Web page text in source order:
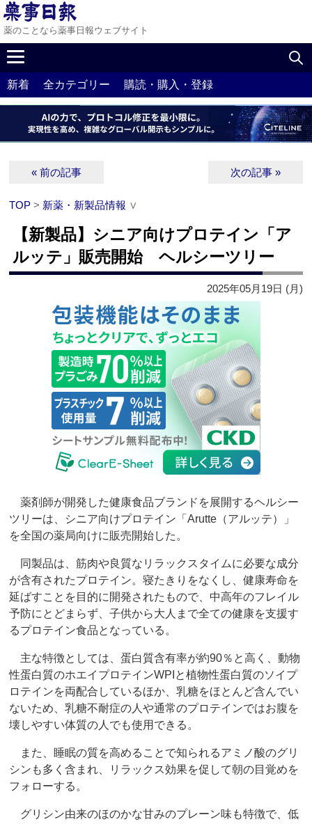
薬のことなら薬事日報ウェブサイト
新着 全カテゴリー 購読・購入・登録
« 前の記事 次の記事 »
TOP > 新薬・新製品情報 ∨
【新製品】シニア向けプロテイン「ア
ルッテ」販売開始 ヘルシーツリー
2025年05月19日 (月)
薬剤師が開発した健康食品ブランドを展開するヘルシー
ツリーは、シニア向けプロテイン「Arutte（アルッテ）」
を全国の薬局向けに販売開始した。
同製品は、筋肉や良質なリラックスタイムに必要な成分
が含有されたプロテイン。寝たきりをなくし、健康寿命を
延ばすことを目的に開発されたもので、中高年のフレイル
予防にとどまらず、子供から大人まで全ての健康を支援す
るプロテイン食品となっている。
主な特徴としては、蛋白質含有率が約90％と高く、動物
性蛋白質のホエイプロテインWPIと植物性蛋白質のソイプ
ロテインを両配合しているほか、乳糖をほとんど含んでい
ないため、乳糖不耐症の人や通常のプロテインではお腹を
壊しやすい体質の人でも使用できる。
また、睡眠の質を高めることで知られるアミノ酸のグリ
シンも多く含まれ、リラックス効果を促して朝の目覚めを
フォローする。
グリシン由来のほのかな甘みのプレーン味も特徴で、低